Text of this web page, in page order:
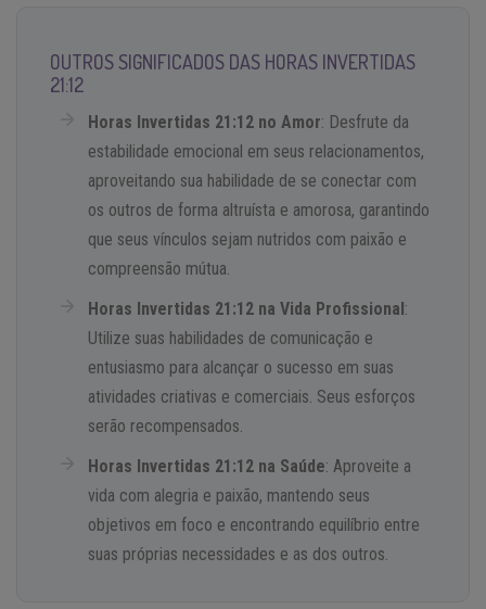
OUTROS SIGNIFICADOS DAS HORAS INVERTIDAS
21:12
Horas Invertidas 21:12 no Amor: Desfrute da
estabilidade emocional em seus relacionamentos,
aproveitando sua habilidade de se conectar com
os outros de forma altruísta e amorosa, garantindo
que seus vínculos sejam nutridos com paixão e
compreensão mútua.
Horas Invertidas 21:12 na Vida Profissional:
Utilize suas habilidades de comunicação e
entusiasmo para alcançar o sucesso em suas
atividades criativas e comerciais. Seus esforços
serão recompensados.
Horas Invertidas 21:12 na Saúde: Aproveite a
vida com alegria e paixão, mantendo seus
objetivos em foco e encontrando equilíbrio entre
suas próprias necessidades e as dos outros.